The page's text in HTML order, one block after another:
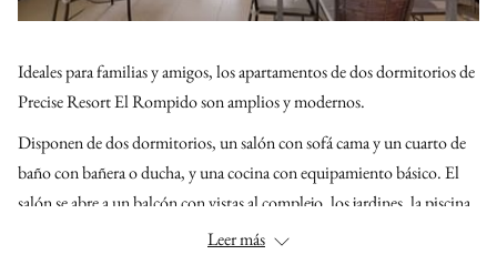
Ideales para familias y amigos, los apartamentos de dos dormitorios de
Precise Resort El Rompido son amplios y modernos.
Disponen de dos dormitorios, un salón con sofá cama y un cuarto de
baño con bañera o ducha, y una cocina con equipamiento básico. El
salón se abre a un balcón con vistas al complejo, los jardines, la piscina
o el campo de golf. El apartamento puede alojar hasta cinco adultos o
Leer más